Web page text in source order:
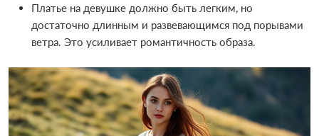
Платье на девушке должно быть легким, но
достаточно длинным и развевающимся под порывами
ветра. Это усиливает романтичность образа.